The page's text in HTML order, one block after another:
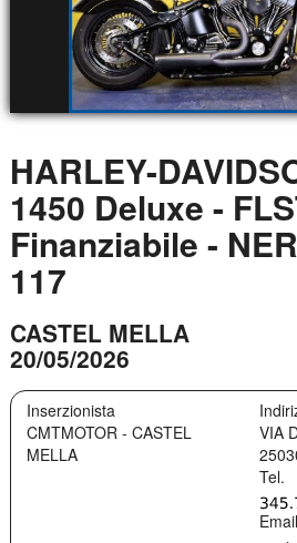
HARLEY-
1450 Deluxe -
Finanziabile -
117
CASTEL MELLA
20/05/2026
Inserzionista
CMTMOTOR - CASTEL
MELLA
VIA